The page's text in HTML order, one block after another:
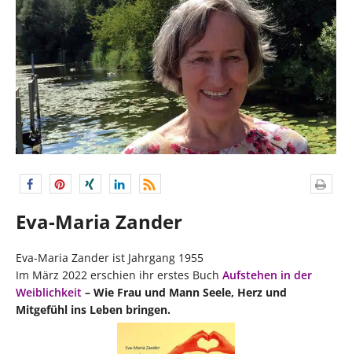
Eva-Maria Zander
Eva-Maria Zander ist Jahrgang 1955
Im März 2022 erschien ihr erstes Buch Aufstehen in der
Weiblichkeit – Wie Frau und Mann Seele, Herz und
Mitgefühl ins Leben bringen.